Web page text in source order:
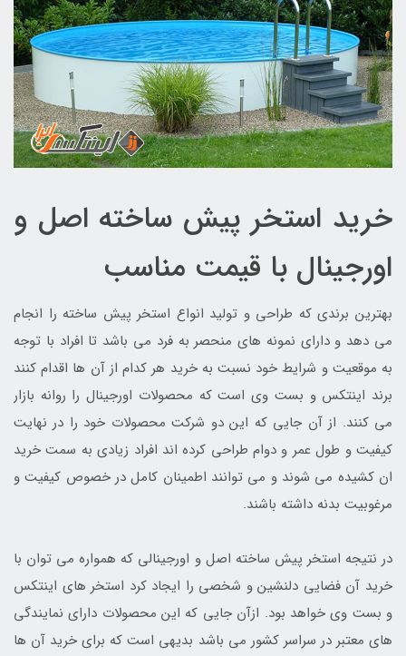
خرید استخر پیش ساخته اصل و
اورجینال با قیمت مناسب
بهترین برندی که طراحی و تولید انواع استخر پیش ساخته را انجام
می دهد و دارای نمونه های منحصر به فرد می باشد تا افراد با توجه
به موقعیت و شرایط خود نسبت به خرید هر کدام از آن ها اقدام کنند
برند اینتکس و بست وی است که محصولات اورجینال را روانه بازار
می کنند. از آن جایی که این دو شرکت محصولات خود را در نهایت
کیفیت و طول عمر و دوام طراحی کرده اند افراد زیادی به سمت خرید
ان کشیده می شوند و می توانند اطمینان کامل در خصوص کیفیت و
مرغوبیت بدنه داشته باشند.
در نتیجه استخر پیش ساخته اصل و اورجینالی که همواره می توان با
خرید آن فضایی دلنشین و شخصی را ایجاد کرد استخر های اینتکس
و بست وی خواهد بود. ازآن جایی که این محصولات دارای نمایندگی
های معتبر در سراسر کشور می باشد بدیهی است که برای خرید آن ها